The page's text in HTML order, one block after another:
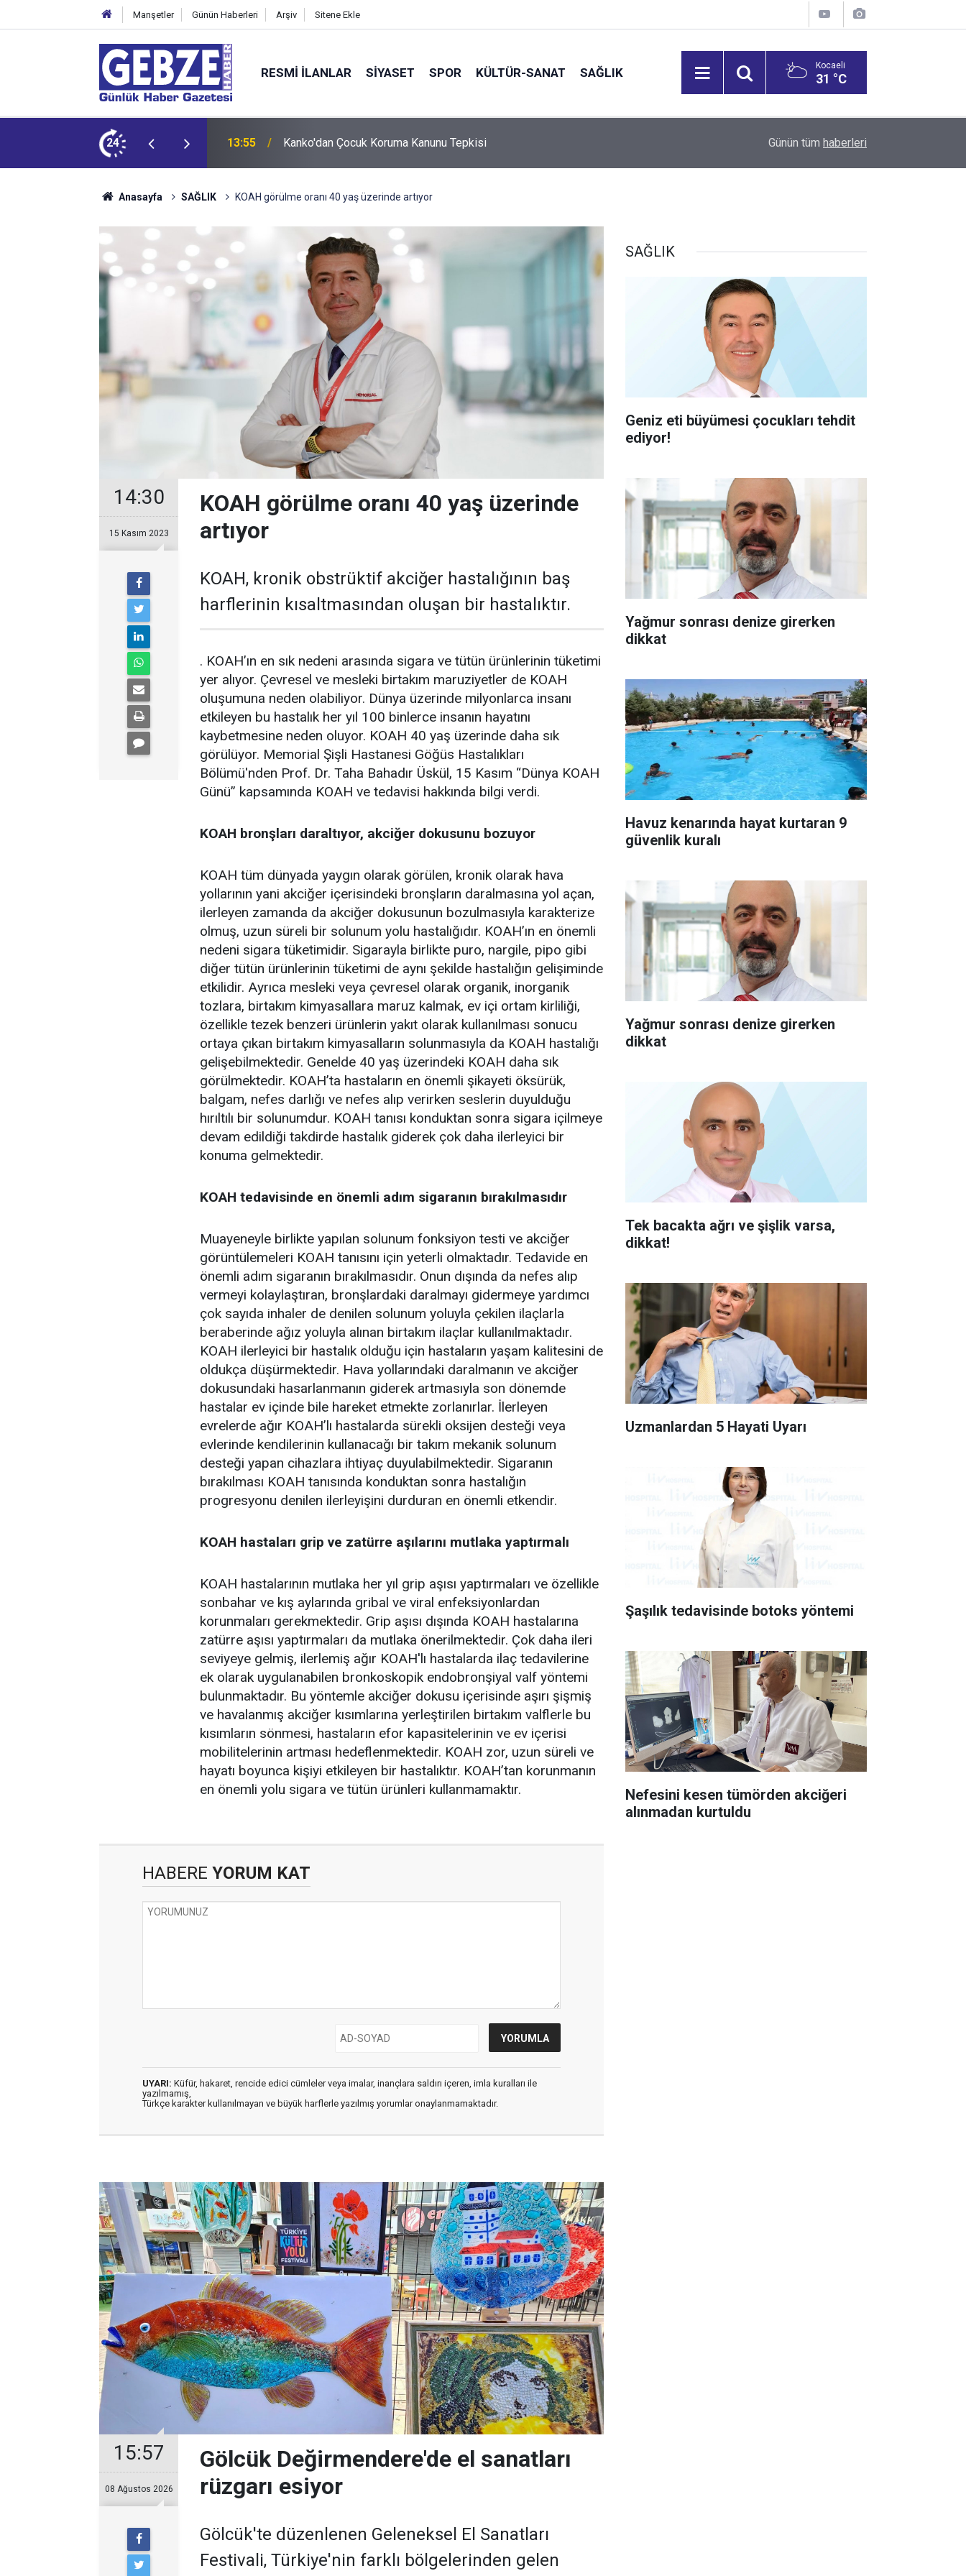
Manşetler Günün Haberleri Arşiv Sitene Ekle
RESMI İLANLAR SİYASET SPOR KÜLTÜR-SANAT SAĞLIK Kocaeli
31 °C
24 12:55 İzmit 95 Ebeveyn Buluşmaları başlıyor Vali Aktaş, İzmit Tepeköy Mahallesi'ni Ziyaret
Günün tüm haberleri
Anasayfa SAĞLIK KOAH görülme oranı 40 yaş üzerinde artıyor
14:30
15 Kasım 2023
KOAH görülme oranı 40 yaş üzerinde
artıyor
KOAH, kronik obstrüktif akciğer hastalığının baş
harflerinin kısaltmasından oluşan bir hastalıktır.
. KOAH’ın en sık nedeni arasında sigara ve tütün ürünlerinin tüketimi
yer alıyor. Çevresel ve mesleki birtakım maruziyetler de KOAH
oluşumuna neden olabiliyor. Dünya üzerinde milyonlarca insanı
etkileyen bu hastalık her yıl 100 binlerce insanın hayatını
kaybetmesine neden oluyor. KOAH 40 yaş üzerinde daha sık
görülüyor. Memorial Şişli Hastanesi Göğüs Hastalıkları
Bölümü'nden Prof. Dr. Taha Bahadır Üskül, 15 Kasım “Dünya KOAH
Günü” kapsamında KOAH ve tedavisi hakkında bilgi verdi.
KOAH bronşları daraltıyor, akciğer dokusunu bozuyor
KOAH tüm dünyada yaygın olarak görülen, kronik olarak hava
yollarının yani akciğer içerisindeki bronşların daralmasına yol açan,
ilerleyen zamanda da akciğer dokusunun bozulmasıyla karakterize
olmuş, uzun süreli bir solunum yolu hastalığıdır. KOAH’ın en önemli
nedeni sigara tüketimidir. Sigarayla birlikte puro, nargile, pipo gibi
diğer tütün ürünlerinin tüketimi de aynı şekilde hastalığın gelişiminde
etkilidir. Ayrıca mesleki veya çevresel olarak organik, inorganik
tozlara, birtakım kimyasallara maruz kalmak, ev içi ortam kirliliği,
özellikle tezek benzeri ürünlerin yakıt olarak kullanılması sonucu
ortaya çıkan birtakım kimyasalların solunmasıyla da KOAH hastalığı
gelişebilmektedir. Genelde 40 yaş üzerindeki KOAH daha sık
görülmektedir. KOAH’ta hastaların en önemli şikayeti öksürük,
balgam, nefes darlığı ve nefes alıp verirken seslerin duyulduğu
hırıltılı bir solunumdur. KOAH tanısı konduktan sonra sigara içilmeye
devam edildiği takdirde hastalık giderek çok daha ilerleyici bir
konuma gelmektedir.
KOAH tedavisinde en önemli adım sigaranın bırakılmasıdır
Muayeneyle birlikte yapılan solunum fonksiyon testi ve akciğer
görüntülemeleri KOAH tanısını için yeterli olmaktadır. Tedavide en
önemli adım sigaranın bırakılmasıdır. Onun dışında da nefes alıp
vermeyi kolaylaştıran, bronşlardaki daralmayı gidermeye yardımcı
çok sayıda inhaler de denilen solunum yoluyla çekilen ilaçlarla
beraberinde ağız yoluyla alınan birtakım ilaçlar kullanılmaktadır.
KOAH ilerleyici bir hastalık olduğu için hastaların yaşam kalitesini de
oldukça düşürmektedir. Hava yollarındaki daralmanın ve akciğer
dokusundaki hasarlanmanın giderek artmasıyla son dönemde
hastalar ev içinde bile hareket etmekte zorlanırlar. İlerleyen
evrelerde ağır KOAH’lı hastalarda sürekli oksijen desteği veya
evlerinde kendilerinin kullanacağı bir takım mekanik solunum
desteği yapan cihazlara ihtiyaç duyulabilmektedir. Sigaranın
bırakılması KOAH tanısında konduktan sonra hastalığın
progresyonu denilen ilerleyişini durduran en önemli etkendir.
KOAH hastaları grip ve zatürre aşılarını mutlaka yaptırmalı
KOAH hastalarının mutlaka her yıl grip aşısı yaptırmaları ve özellikle
sonbahar ve kış aylarında gribal ve viral enfeksiyonlardan
korunmaları gerekmektedir. Grip aşısı dışında KOAH hastalarına
zatürre aşısı yaptırmaları da mutlaka önerilmektedir. Çok daha ileri
seviyeye gelmiş, ilerlemiş ağır KOAH'lı hastalarda ilaç tedavilerine
ek olarak uygulanabilen bronkoskopik endobronşiyal valf yöntemi
bulunmaktadır. Bu yöntemle akciğer dokusu içerisinde aşırı şişmiş
ve havalanmış akciğer kısımlarına yerleştirilen birtakım valflerle bu
kısımların sönmesi, hastaların efor kapasitelerinin ve ev içerisi
mobilitelerinin artması hedeflenmektedir. KOAH zor, uzun süreli ve
hayatı boyunca kişiyi etkileyen bir hastalıktır. KOAH’tan korunmanın
en önemli yolu sigara ve tütün ürünleri kullanmamaktır.
HABERE YORUM KAT
UYARI: Küfür, hakaret, rencide edici cümleler veya imalar, inançlara saldırı içeren, imla kuralları ile
yazılmamış,
Türkçe karakter kullanılmayan ve büyük harflerle yazılmış yorumlar onaylanmamaktadır.
15:57
08 Ağustos 2026
Gölcük Değirmendere'de el sanatları
rüzgarı esiyor
Gölcük'te düzenlenen Geleneksel El Sanatları
Festivali, Türkiye'nin farklı bölgelerinden gelen
SAĞLIK
Geniz eti büyümesi çocukları tehdit
ediyor!
Yağmur sonrası denize girerken
dikkat
Havuz kenarında hayat kurtaran 9
güvenlik kuralı
Yağmur sonrası denize girerken
dikkat
Tek bacakta ağrı ve şişlik varsa,
dikkat!
Uzmanlardan 5 Hayati Uyarı
Şaşılık tedavisinde botoks yöntemi
Nefesini kesen tümörden akciğeri
alınmadan kurtuldu